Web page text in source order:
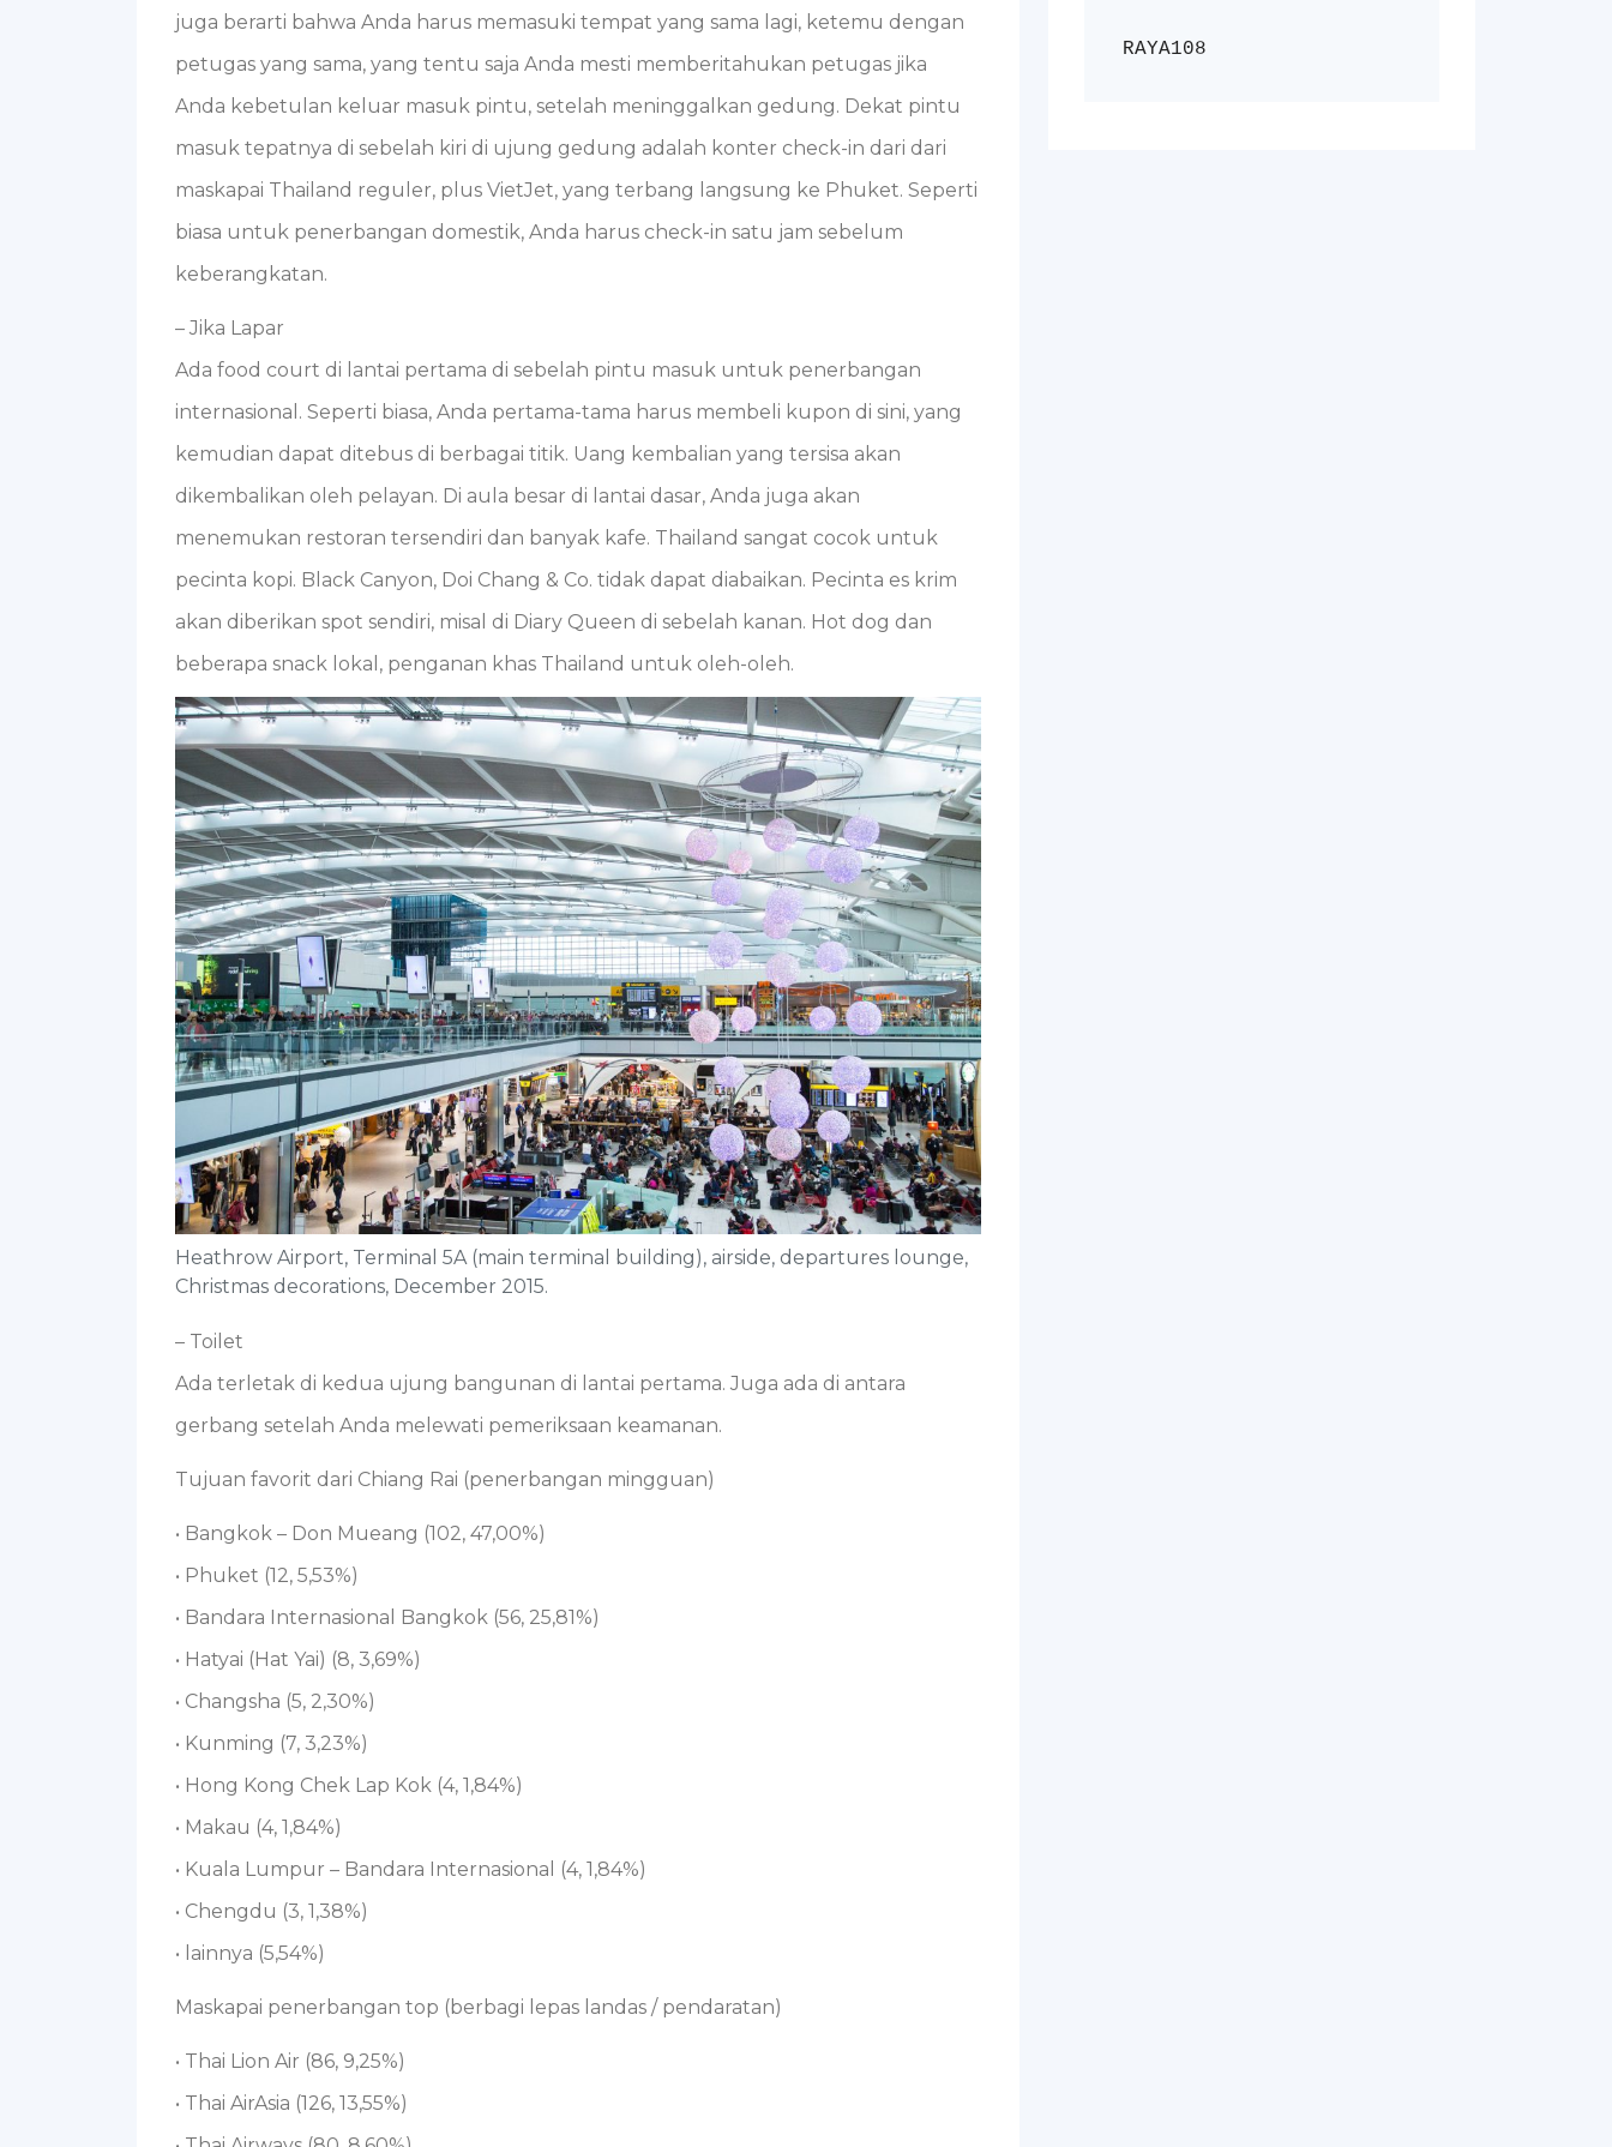
juga berarti bahwa Anda harus memasuki tempat yang sama lagi, ketemu dengan
petugas yang sama, yang tentu saja Anda mesti memberitahukan petugas jika
Anda kebetulan keluar masuk pintu, setelah meninggalkan gedung. Dekat pintu
masuk tepatnya di sebelah kiri di ujung gedung adalah konter check-in dari dari
maskapai Thailand reguler, plus VietJet, yang terbang langsung ke Phuket. Seperti
biasa untuk penerbangan domestik, Anda harus check-in satu jam sebelum
keberangkatan.
– Jika Lapar
Ada food court di lantai pertama di sebelah pintu masuk untuk penerbangan
internasional. Seperti biasa, Anda pertama-tama harus membeli kupon di sini, yang
kemudian dapat ditebus di berbagai titik. Uang kembalian yang tersisa akan
dikembalikan oleh pelayan. Di aula besar di lantai dasar, Anda juga akan
menemukan restoran tersendiri dan banyak kafe. Thailand sangat cocok untuk
pecinta kopi. Black Canyon, Doi Chang & Co. tidak dapat diabaikan. Pecinta es krim
akan diberikan spot sendiri, misal di Diary Queen di sebelah kanan. Hot dog dan
beberapa snack lokal, penganan khas Thailand untuk oleh-oleh.
Heathrow Airport, Terminal 5A (main terminal building), airside, departures lounge,
Christmas decorations, December 2015.
– Toilet
Ada terletak di kedua ujung bangunan di lantai pertama. Juga ada di antara
gerbang setelah Anda melewati pemeriksaan keamanan.
Tujuan favorit dari Chiang Rai (penerbangan mingguan)
• Bangkok – Don Mueang (102, 47,00%)
• Phuket (12, 5,53%)
• Bandara Internasional Bangkok (56, 25,81%)
• Hatyai (Hat Yai) (8, 3,69%)
• Changsha (5, 2,30%)
• Kunming (7, 3,23%)
• Hong Kong Chek Lap Kok (4, 1,84%)
• Makau (4, 1,84%)
• Kuala Lumpur – Bandara Internasional (4, 1,84%)
• Chengdu (3, 1,38%)
• lainnya (5,54%)
Maskapai penerbangan top (berbagi lepas landas / pendaratan)
• Thai Lion Air (86, 9,25%)
• Thai AirAsia (126, 13,55%)
RAYA108